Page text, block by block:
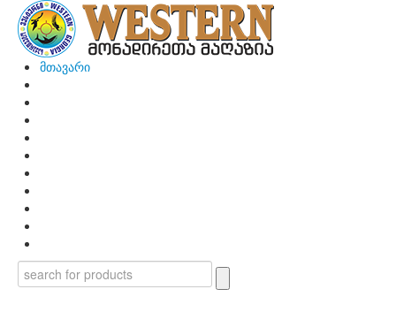
მთავარი